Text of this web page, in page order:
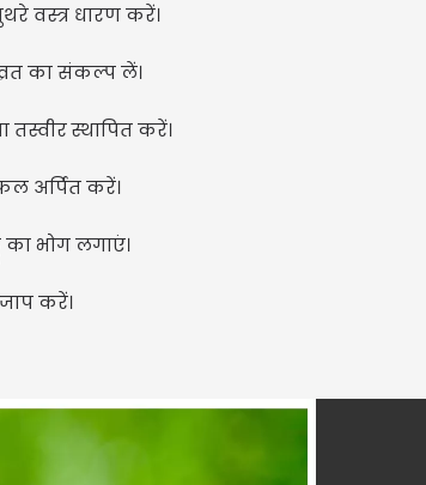
वस्त्र धारण करें।
का संकल्प लें।
स्थापित करें।
अर्पित करें।
भोग लगाएं।
करें।